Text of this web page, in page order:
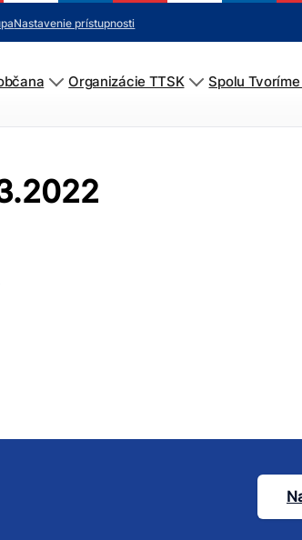
Nastavenie prístupnosti
Organizácie TTSK Spolu